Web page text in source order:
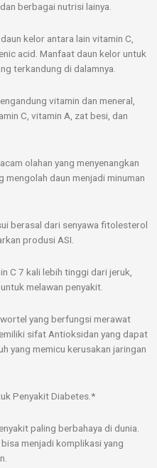
berbagai nutrisi lainya.
kelor antara lain vitamin C,
acid. Manfaat daun kelor untuk
terkandung di dalamnya.
vitamin dan meneral,
C, vitamin A, zat besi, dan
olahan yang menyenangkan
mengolah daun menjadi minuman
berasal dari senyawa fitolesterol
produsi ASI.
C 7 kali lebih tinggi dari jeruk,
melawan penyakit.
yang berfungsi merawat
sifat Antioksidan yang dapat
yang memicu kerusakan jaringan
Penyakit Diabetes.*
paling berbahaya di dunia.
menjadi komplikasi yang